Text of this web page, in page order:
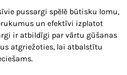
pussargi spēlē būtisku lomu,
un efektīvi izplatot
ir atbildīgi par vārtu gūšanas
atgriežoties, lai atbalstītu